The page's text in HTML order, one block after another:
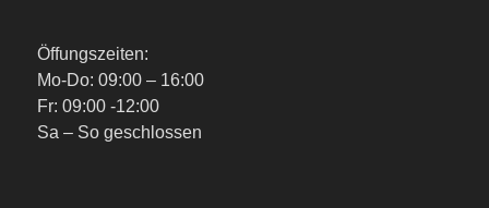
Öffungszeiten:
Mo-Do: 09:00 – 16:00
Fr: 09:00 -12:00
Sa – So geschlossen